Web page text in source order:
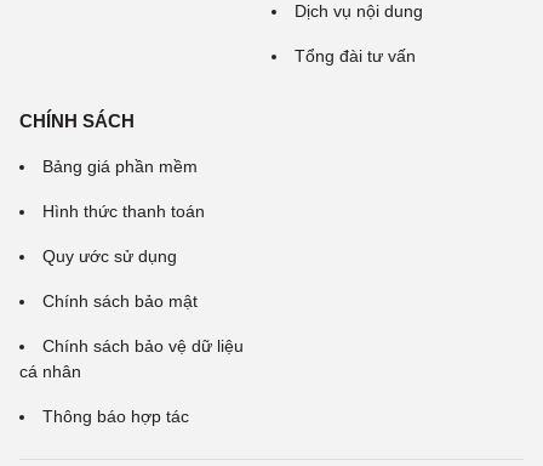
Dịch vụ nội dung
Tổng đài tư vấn
CHÍNH SÁCH
Bảng giá phần mềm
Hình thức thanh toán
Quy ước sử dụng
Chính sách bảo mật
Chính sách bảo vệ dữ liệu
cá nhân
Thông báo hợp tác